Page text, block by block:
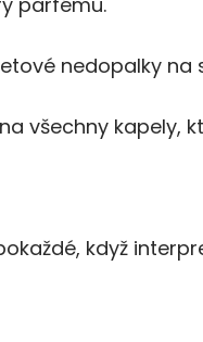
nedopalky na
všechny kapely,
když